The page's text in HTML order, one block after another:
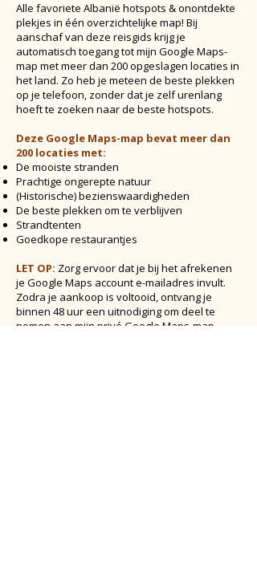
Alle favoriete Albanië hotspots & onontdekte
plekjes in één overzichtelijke map! Bij
aanschaf van deze reisgids krijg je
automatisch toegang tot mijn Google Maps-
map met meer dan 200 opgeslagen locaties in
het land. Zo heb je meteen de beste plekken
op je telefoon, zonder dat je zelf urenlang
hoeft te zoeken naar de beste hotspots.
Deze Google Maps-map bevat meer dan
200 locaties met:
De mooiste stranden
Prachtige ongerepte natuur
(Historische) bezienswaardigheden
De beste plekken om te verblijven
Strandtenten
Goedkope restaurantjes
LET OP: Zorg ervoor dat je bij het afrekenen
je Google Maps account e-mailadres invult.
Zodra je aankoop is voltooid, ontvang je
binnen 48 uur een uitnodiging om deel te
nemen aan mijn privé Google Maps-map.